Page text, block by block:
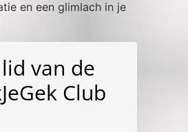
en een glimlach in je
van de
Club